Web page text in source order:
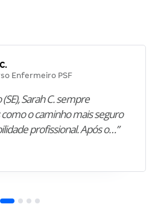
Enfermeiro PSF
Sarah C. sempre
o caminho mais seguro
profissional. Após o…”